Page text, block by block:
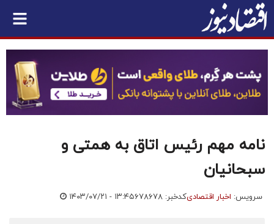
نامه مهم رئیس اتاق به همتی و
سبحانیان
سرویس: اخبار اقتصادیکدخبر: ۶۷۸۶۷۸ ۱۴۰۳/۰۷/۲۱ - ۱۳:۴۵